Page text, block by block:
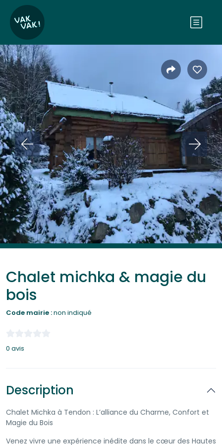
Chalet michka & magie du
bois
Code mairie :non indiqué
0 avis
Description
Chalet Michka à Tendon : L’alliance du Charme, Confort et
Magie du Bois
Venez vivre une expérience inédite dans le cœur des Hautes